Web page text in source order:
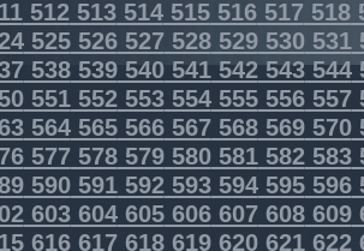
512513514515516517 518
525526527 528529530 531
538539540541542543544
551552553554555556557
564565566567568569570
577578579580581582583
590591592593594595596
603604605606607608609
616617618619620621622